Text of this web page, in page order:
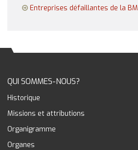
Entreprises défaillantes de la BM
QUI SOMMES-NOUS?
Historique
Missions et attributions
Organigramme
Organes